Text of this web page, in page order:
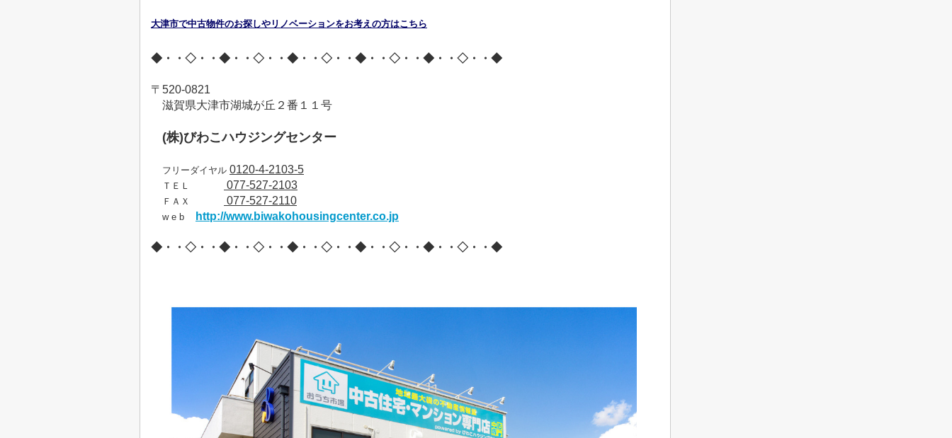
大津市で中古物件のお探しやリノベーションをお考えの方はこちら
◆・・◇・・◆・・◇・・◆・・◇・・◆・・◇・・◆・・◇・・◆
〒 520-0821
滋賀県大津市湖城が丘２番１１号
(株)びわこハウジングセンター
フリーダイヤル 0120-4-2103-5
ＴＥＬ 077-527-2103
ＦＡＸ 077-527-2110
w e b http://www.biwakohousingcenter.co.jp
◆・・◇・・◆・・◇・・◆・・◇・・◆・・◇・・◆・・◇・・◆